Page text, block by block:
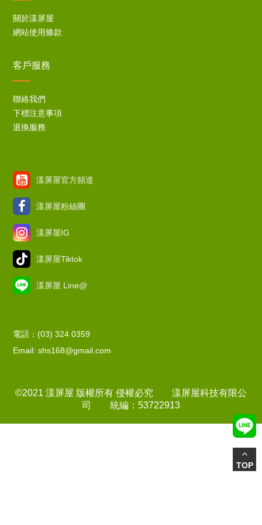
關於漾屏屋
網站使用條款
客戶服務
聯絡我們
下標注意事項
退換服務
漾屏屋官方頻道
漾屏屋粉絲團
漾屏屋IG
漾屏屋Tiktok
漾屏屋 Line@
電話：(03) 324 0359
Email: shs168@gmail.com
©2021 漾屏屋 版權所有 侵權必究 漾屏屋科技有限公
司 統編：53722913
TOP